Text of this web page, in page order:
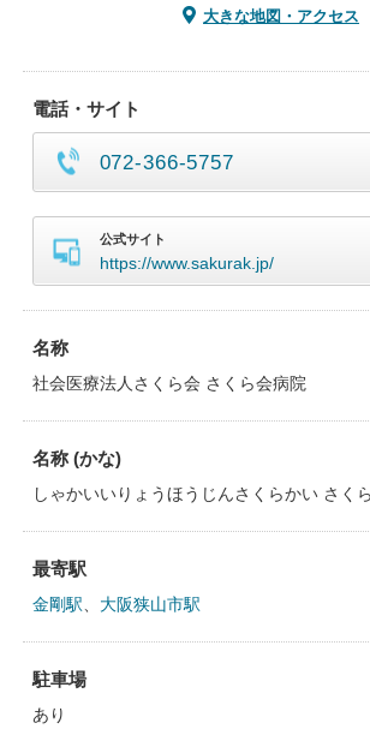
大きな地図・アクセス
電話・サイト
072-366-5757
公式サイト
https://www.sakurak.jp/
名称
社会医療法人さくら会 さくら会病院
名称 (かな)
しゃかいいりょうほうじんさくらかい さく
最寄駅
金剛駅 大阪狭山市駅
駐車場
あり